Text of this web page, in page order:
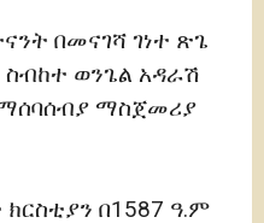
በመናገሻ ገነተ ጽጌ
ወንጌል አዳራሽ
ማስጀመሪያ
በ1587 ዓ.ም